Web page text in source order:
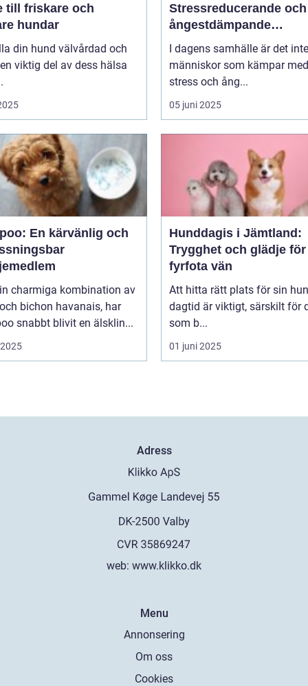
till friskare och
hundar
din hund välvårdad och
viktig del av dess hälsa
Stressreducerande och
ångestdämpande
hundhalsband
I dagens samhälle är det
människor som kämpar med
stress och ång...
05 juni 2025
En kärvänlig och
charmiga kombination av
bichon havanais, har
snabbt blivit en älsklin...
Hunddagis i Jämtland:
Trygghet och glädje
fyrfota vän
Att hitta rätt plats för sin
dagtid är viktigt, särskilt för
som b...
01 juni 2025
Adress
web: www.klikko.dk
Menu
Annonsering
Om oss
Cookies